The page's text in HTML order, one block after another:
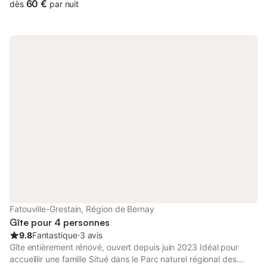
0622998202 Nombreuses randonnées dans la forêt de la
dès 60 € par nuit
Fatouville-Grestain, Région de Bernay
Gîte pour 4 personnes
9.8Fantastique⋅3 avis
Gîte entièrement rénové, ouvert depuis juin 2023 Idéal pour
accueillir une famille Situé dans le Parc naturel régional des